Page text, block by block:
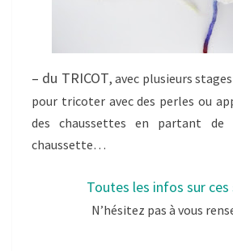
– du TRICOT, avec plusieurs
pour tricoter avec des perles ou
des chaussettes en partant
chaussette…
Toutes les infos sur
N’hésitez pas à vous